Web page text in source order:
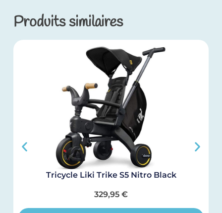
Produits similaires
Tricycle Liki Trike S5 Nitro Black
329,95 €